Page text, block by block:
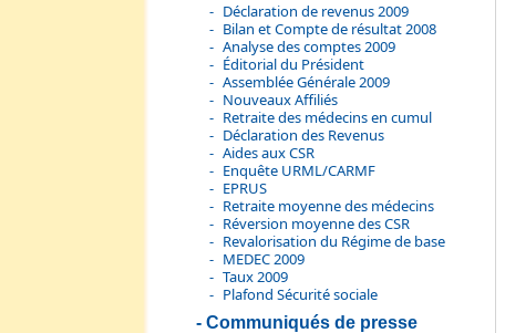
Déclaration de revenus 2009
Bilan et Compte de résultat 2008
Analyse des comptes 2009
Éditorial du Président
Assemblée Générale 2009
Nouveaux Affiliés
Retraite des médecins en cumul
Déclaration des Revenus
Aides aux CSR
Enquête URML/CARMF
EPRUS
Retraite moyenne des médecins
Réversion moyenne des CSR
Revalorisation du Régime de base
MEDEC 2009
Taux 2009
Plafond Sécurité sociale
Communiqués de presse